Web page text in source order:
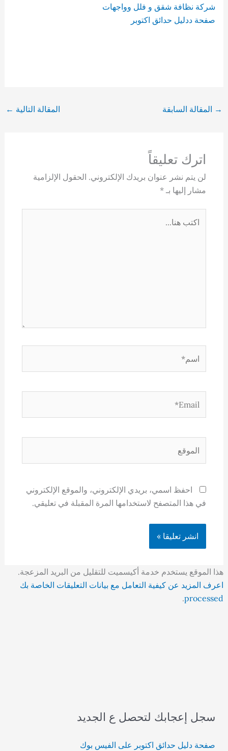
شركة نظافة شقق و فلل وواجهات
صفحة ددليل حدائق اكتوبر
→ المقالة السابقة المقالة التالية ←
اترك تعليقاً
لن يتم نشر عنوان بريدك الإلكتروني. الحقول الإلزامية
مشار إليها بـ *
هنا...
احفظ اسمي، بريدي الإلكتروني، والموقع الإلكتروني
في هذا المتصفح لاستخدامها المرة المقبلة في تعليقي.
هذا الموقع يستخدم خدمة أكيسميت للتقليل من البريد المزعجة.
اعرف المزيد عن كيفية التعامل مع بيانات التعليقات الخاصة بك
processed
.
سجل إعجابك لتحصل ع الجديد
صفحة دليل حدائق اكتوبر على الفيس بوك